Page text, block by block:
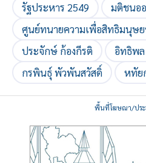
รัฐประหาร 2549
มติชนอ
ศูนย์ทนายความเพื่อสิทธิมนุษ
ประจักษ์ ก้องกีรติ
อิทธิพ
กรพินธุ์ พัวพันสวัสดิ์
หทัย
พื้นที่โฆษณา/ปร